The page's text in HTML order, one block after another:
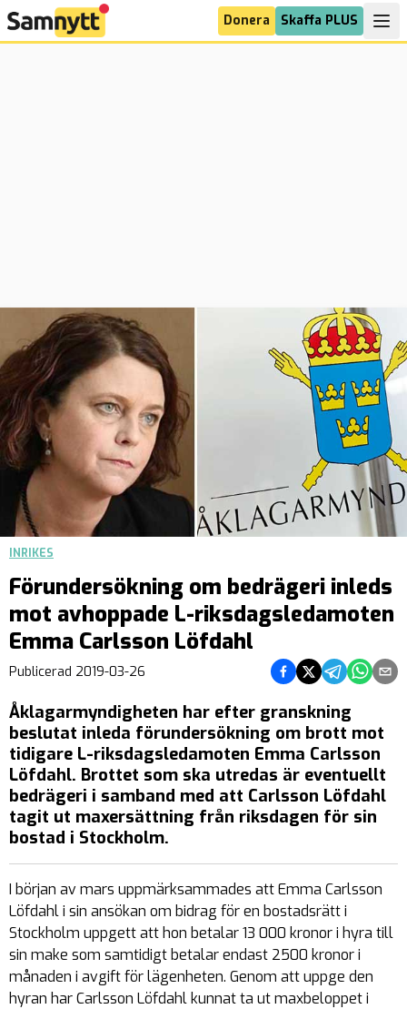
Donera Skaffa PLUS
INRIKES
Förundersökning om bedrägeri inleds
mot avhoppade L-riksdagsledamoten
Emma Carlsson Löfdahl
Publicerad 2019-03-26 Dela på Facebook
Dela på Twitter
Dela påDela på
Dela
Åklagarmyndigheten har efter granskning
beslutat inleda förundersökning om brott mot
tidigare L-riksdagsledamoten Emma Carlsson
Löfdahl. Brottet som ska utredas är eventuellt
bedrägeri i samband med att Carlsson Löfdahl
tagit ut maxersättning från riksdagen för sin
bostad i Stockholm.
I början av mars uppmärksammades att Emma Carlsson
Löfdahl i sin ansökan om bidrag för en bostadsrätt i
Stockholm uppgett att hon betalar 13 000 kronor i hyra till
sin make som samtidigt betalar endast 2500 kronor i
månaden i avgift för lägenheten. Genom att uppge den
hyran har Carlsson Löfdahl kunnat ta ut maxbeloppet i